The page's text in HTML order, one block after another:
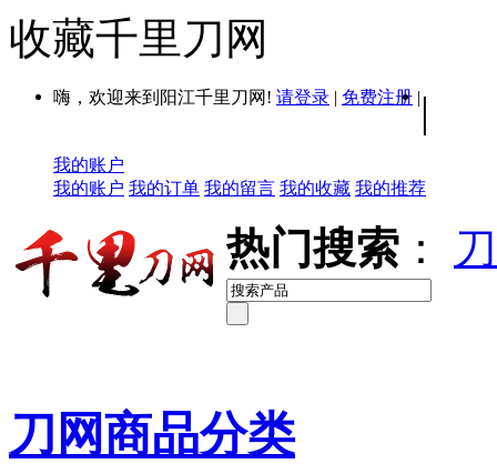
收藏千里刀网
嗨，欢迎来到阳江千里刀网! 请登录 | 免费注册 | |
我的账户
我的账户 我的订单 我的留言 我的收藏 我的推荐
热门搜索 ：
刀网商品分类